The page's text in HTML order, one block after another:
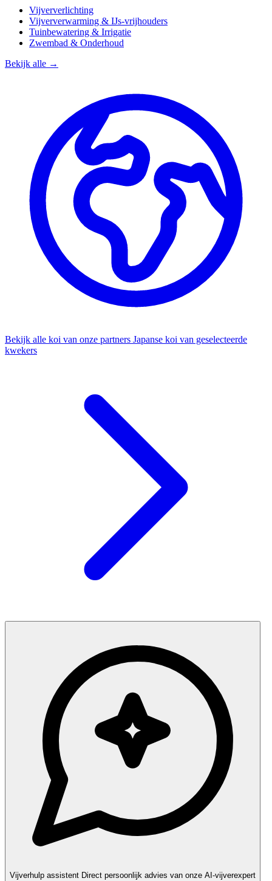
Vijververlichting
Vijververwarming & IJs-vrijhouders
Tuinbewatering & Irrigatie
Zwembad & Onderhoud
Bekijk alle →
Bekijk alle koi van onze partners Japanse koi van geselecteerde
kwekers
Vijverhulp assistent Direct persoonlijk advies van onze AI-vijverexpert